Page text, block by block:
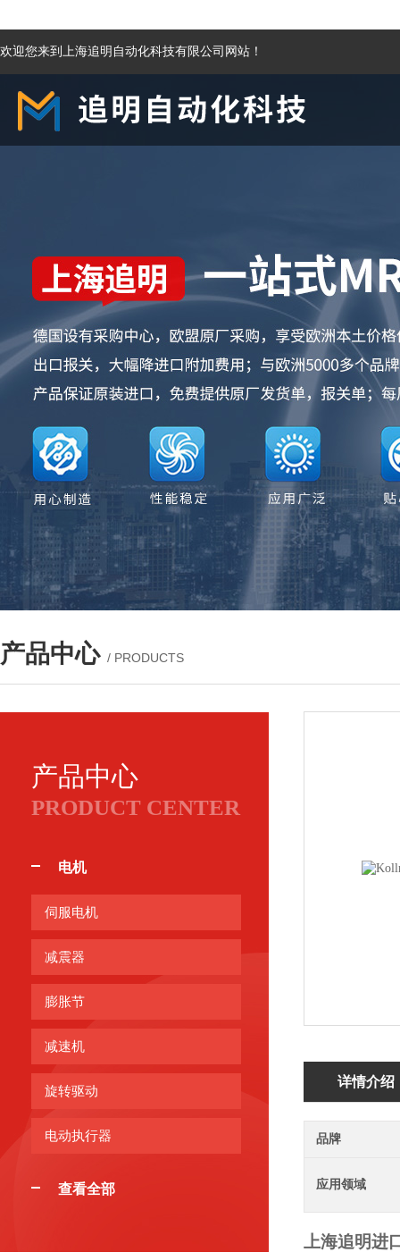
欢迎您来到上海追明自动化科技有限公司网站！
产品中心 / PRODUCTS
产品中心
PRODUCT CENTER
电机
伺服电机
减震器
膨胀节
减速机
旋转驱动
电动执行器
查看全部
详情介绍
品牌
应用领域
上海追明进